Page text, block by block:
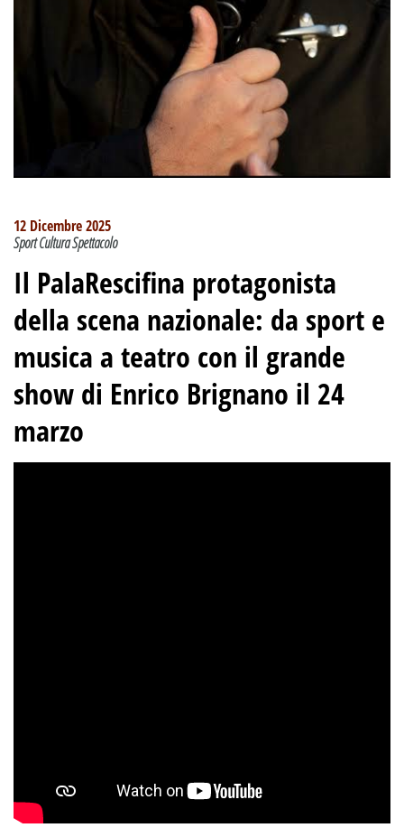
12 Dicembre 2025
Sport Cultura Spettacolo
Il PalaRescifina protagonista
della scena nazionale: da sport e
musica a teatro con il grande
show di Enrico Brignano il 24
marzo